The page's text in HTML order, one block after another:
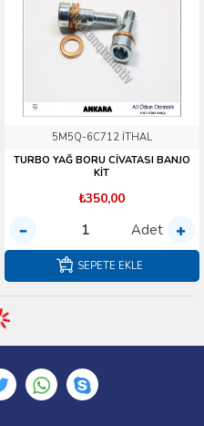
5M5Q-6C712 İTHAL
TURBO YAĞ BORU CİVATASI BANJO
KİT
₺350,00
Adet
SEPETE EKLE